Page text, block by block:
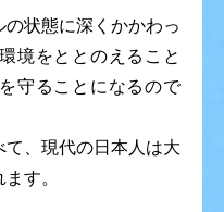
状態に深くかかわっ
境をととのえること
守ることになるので
、現代の日本人は大
す。